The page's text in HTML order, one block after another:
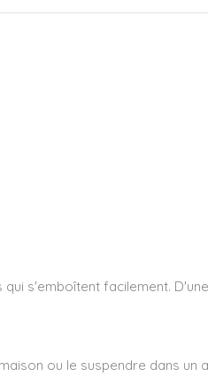
s'emboîtent facilement.
ou le suspendre dans un